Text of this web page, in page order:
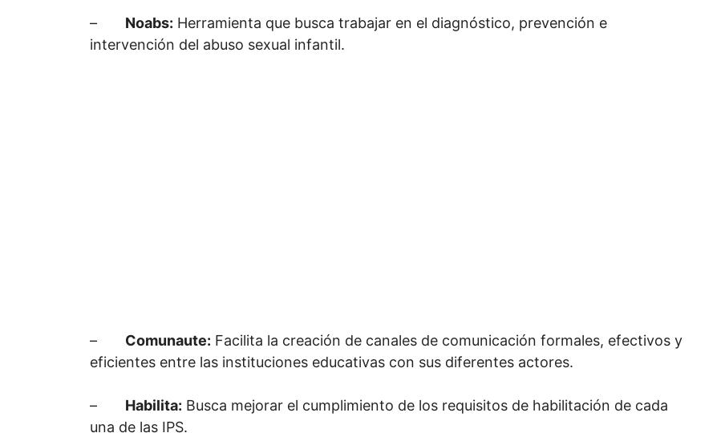
– Noabs: Herramienta que busca trabajar en el diagnóstico, prevención e
intervención del abuso sexual infantil.
– Comunaute: Facilita la creación de canales de comunicación formales, efectivos y
eficientes entre las instituciones educativas con sus diferentes actores.
– Habilita: Busca mejorar el cumplimiento de los requisitos de habilitación de cada
una de las IPS.